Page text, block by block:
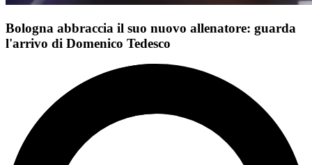
Bologna abbraccia il suo nuovo allenatore: guarda
l'arrivo di Domenico Tedesco